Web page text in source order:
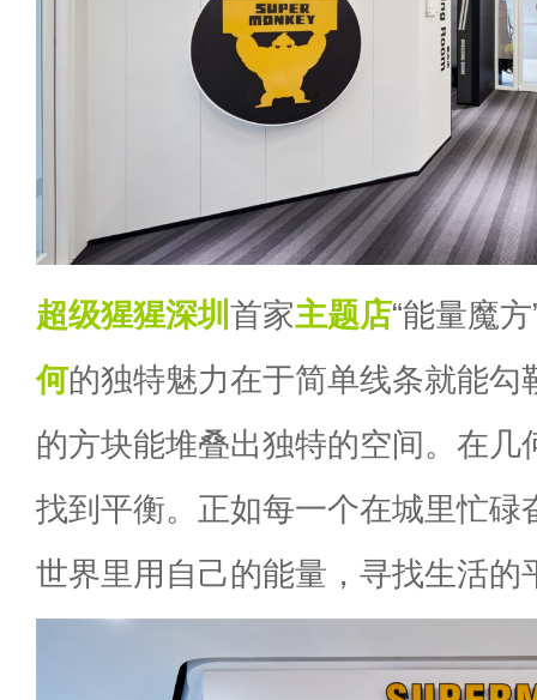
超级猩猩深圳 首家主题店“能量魔
何的独特魅力在于简单线条就能勾
的方块能堆叠出独特的空间。在几
找到平衡。正如每一个在城里忙碌
世界里用自己的能量，寻找生活的